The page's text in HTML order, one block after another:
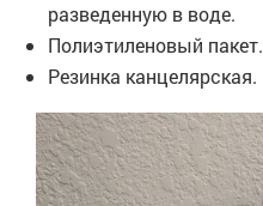
разведенную в воде.
Полиэтиленовый пакет.
Резинка канцелярская.